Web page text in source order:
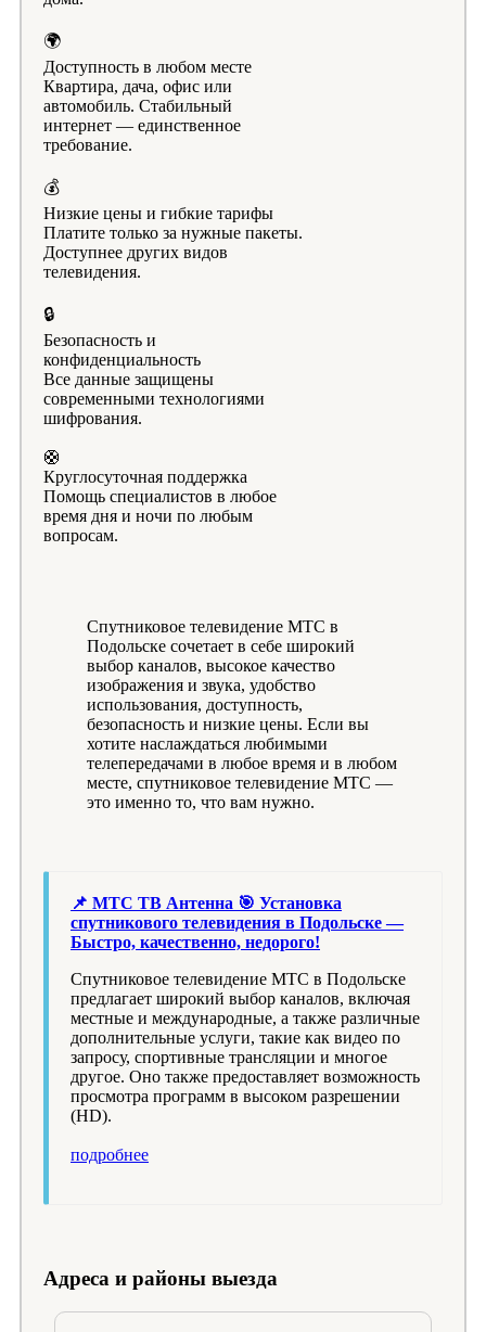
🌍
Доступность в любом месте
Квартира, дача, офис или
автомобиль. Стабильный
интернет — единственное
требование.
💰
Низкие цены и гибкие тарифы
Платите только за нужные пакеты.
Доступнее других видов
телевидения.
🔒
Безопасность и
конфиденциальность
Все данные защищены
современными технологиями
шифрования.
🛟
Круглосуточная поддержка
Помощь специалистов в любое
время дня и ночи по любым
вопросам.
Спутниковое телевидение МТС в
Подольске сочетает в себе широкий
выбор каналов, высокое качество
изображения и звука, удобство
использования, доступность,
безопасность и низкие цены. Если вы
хотите наслаждаться любимыми
телепередачами в любое время и в любом
месте, спутниковое телевидение МТС —
это именно то, что вам нужно.
📌 МТС ТВ Антенна 🎯 Установка
спутникового телевидения в Подольске —
Быстро, качественно, недорого!
Спутниковое телевидение МТС в Подольске
предлагает широкий выбор каналов, включая
местные и международные, а также различные
дополнительные услуги, такие как видео по
запросу, спортивные трансляции и многое
другое. Оно также предоставляет возможность
просмотра программ в высоком разрешении
(HD).
подробнее
Адреса и районы выезда